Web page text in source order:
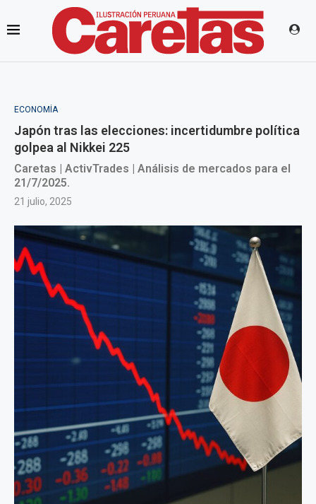
ECONOMÍA
Japón tras las elecciones: incertidumbre política
golpea al Nikkei 225
Caretas | ActivTrades | Análisis de mercados para el
21/7/2025.
21 julio, 2025